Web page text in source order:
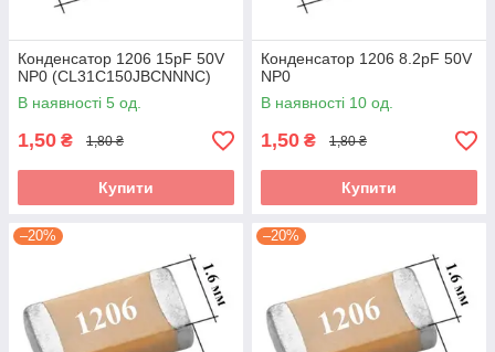
Конденсатор 1206 15pF 50V
NP0 (CL31C150JBCNNNC)
В наявності 5 од.
1,50 ₴ 1,80 ₴
Купити
Конденсатор 1206 8.2pF 50V
NP0
В наявності 10 од.
1,50 ₴ 1,80 ₴
Купити
–20% –20%